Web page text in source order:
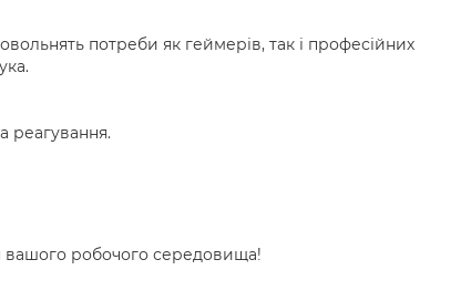
потреби як геймерів, так і професійних
реагування.
вашого робочого середовища!